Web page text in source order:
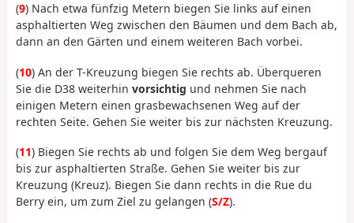
(9) Nach etwa fünfzig Metern biegen Sie links auf einen
asphaltierten Weg zwischen den Bäumen und dem Bach ab,
dann an den Gärten und einem weiteren Bach vorbei.
(10) An der T-Kreuzung biegen Sie rechts ab. Überqueren
Sie die D38 weiterhin vorsichtig und nehmen Sie nach
einigen Metern einen grasbewachsenen Weg auf der
rechten Seite. Gehen Sie weiter bis zur nächsten Kreuzung.
(11) Biegen Sie rechts ab und folgen Sie dem Weg bergauf
bis zur asphaltierten Straße. Gehen Sie weiter bis zur
Kreuzung (Kreuz). Biegen Sie dann rechts in die Rue du
Berry ein, um zum Ziel zu gelangen (S/Z).